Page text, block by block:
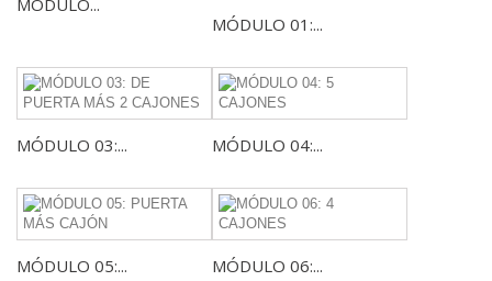
MÓDULO 01:...
MÓDULO 03:... MÓDULO 04:...
MÓDULO 05:... MÓDULO 06:...